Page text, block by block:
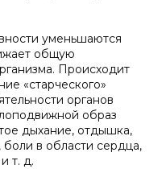
уменьшаются
общую
Происходит
«старческого»
органов
образ
дыхание, отдышка,
в области сердца,
т. д.